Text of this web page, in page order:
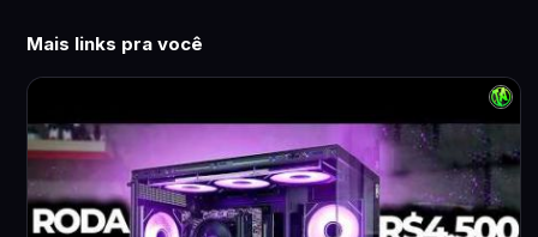
Mais links pra você